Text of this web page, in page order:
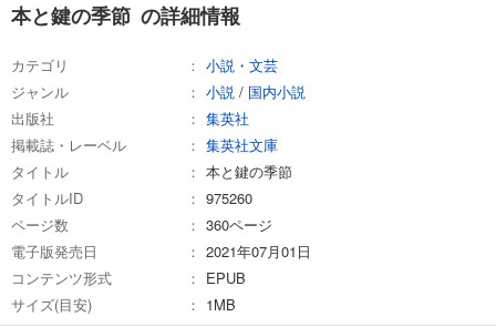
本と鍵の季節 の詳細情報
カテゴリ
小説・文芸
ジャンル
小説 / 国内小説
出版社
集英社
掲載誌・レーベル
集英社文庫
タイトル
本と鍵の季節
タイトルID
975260
ページ数
360ページ
電子版発売日
2021年07月01日
コンテンツ形式
EPUB
サイズ(目安)
1MB